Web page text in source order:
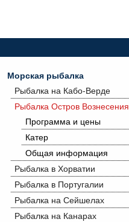
Морская рыбалка
Рыбалка на Кабо-Верде
Рыбалка Остров Вознесения
Программа и цены
Катер
Общая информация
Рыбалка в Хорватии
Рыбалка в Португалии
Рыбалка на Сейшелах
Рыбалка на Канарах